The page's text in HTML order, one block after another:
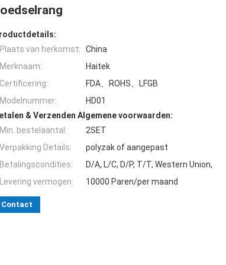
Plaats van herkomst:
China
Merknaam:
Haitek
Certificering:
FDA、ROHS、LFGB
Modelnummer:
HD01
& Verzenden Algemene voorwaarden:
Min. bestelaantal:
2SET
Verpakking Details:
polyzak of aangepast
Betalingscondities:
D/A, L/C, D/P, T/T, Western Union,
Levering vermogen:
10000 Paren/per maand
Contact